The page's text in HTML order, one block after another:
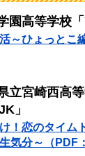
園高等学校「
～ひょっとこ
立宮崎西高
K」
！恋のタイム
気分～（PDF